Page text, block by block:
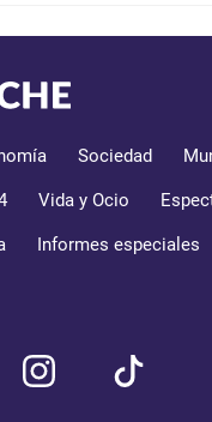
Sociedad
Vida y Ocio
Informes especiales